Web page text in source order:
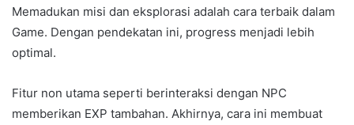
Memadukan misi dan eksplorasi adalah cara terbaik dalam
Game. Dengan pendekatan ini, progress menjadi lebih
optimal.
Fitur non utama seperti berinteraksi dengan NPC
memberikan EXP tambahan. Akhirnya, cara ini membuat